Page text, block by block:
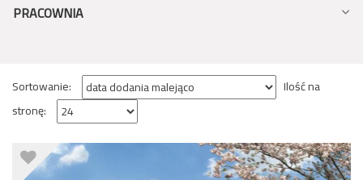
PRACOWNIA
Sortowanie:
Ilość na
stronę: